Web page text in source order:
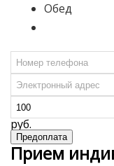
Обед
Прием